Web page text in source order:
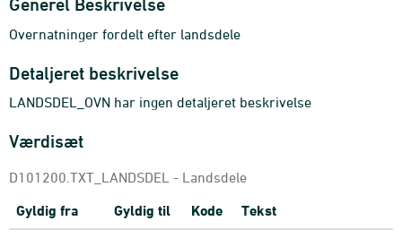
Generel Beskrivelse
Overnatninger fordelt efter landsdele
Detaljeret beskrivelse
LANDSDEL_OVN har ingen detaljeret beskrivelse
Værdisæt
D101200.TXT_LANDSDEL - Landsdele
Gyldig fra Gyldig til Kode Tekst